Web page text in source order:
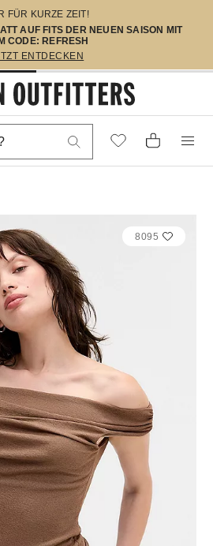
FÜR KURZE ZEIT!
AUF FITS DER NEUEN SAISON MIT
CODE: REFRESH
ENTDECKEN
8095